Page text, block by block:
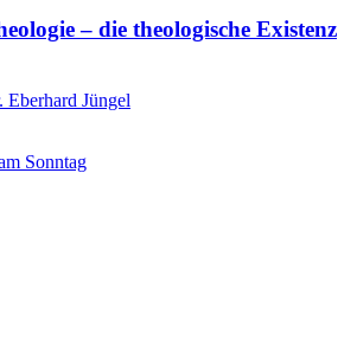
– die theologische Existenz
Jüngel
Sonntag